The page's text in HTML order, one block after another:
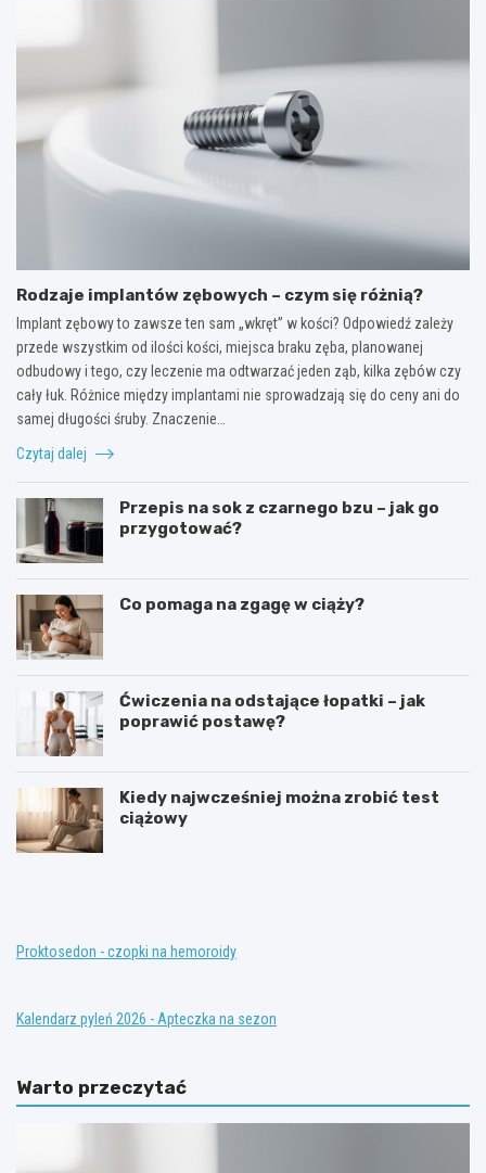
Rodzaje implantów zębowych – czym się różnią?
Implant zębowy to zawsze ten sam „wkręt” w kości? Odpowiedź zależy
przede wszystkim od ilości kości, miejsca braku zęba, planowanej
odbudowy i tego, czy leczenie ma odtwarzać jeden ząb, kilka zębów czy
cały łuk. Różnice między implantami nie sprowadzają się do ceny ani do
samej długości śruby. Znaczenie…
Czytaj dalej
Przepis na sok z czarnego bzu – jak go
przygotować?
Co pomaga na zgagę w ciąży?
Ćwiczenia na odstające łopatki – jak
poprawić postawę?
Kiedy najwcześniej można zrobić test
ciążowy
T
i
a
ę
p
K
n
o
l
n
Proktosedon - czopki na hemoroidy
Kalendarz pyleń 2026 - Apteczka na sezon
Warto przeczytać